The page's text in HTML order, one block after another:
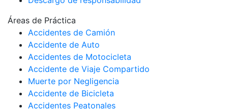
Áreas de Práctica
Accidentes de Camión
Accidente de Auto
Accidentes de Motocicleta
Accidente de Viaje Compartido
Muerte por Negligencia
Accidente de Bicicleta
Accidentes Peatonales